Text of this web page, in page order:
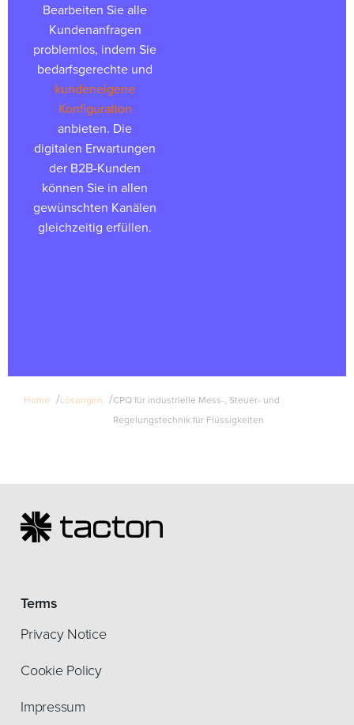
Bearbeiten Sie alle
Kundenanfragen
problemlos, indem Sie
bedarfsgerechte und
kundeneigene
Konfiguration
anbieten. Die
digitalen Erwartungen
der B2B-Kunden
können Sie in allen
gewünschten Kanälen
gleichzeitig erfüllen.
Home /Lösungen /CPQ für industrielle Mess-, Steuer- und
Regelungstechnik für Flüssigkeiten
Terms
Privacy Notice
Cookie Policy
Impressum